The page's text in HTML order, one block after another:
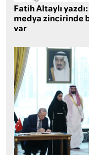
Fatih Altaylı
medya zincirinde
var